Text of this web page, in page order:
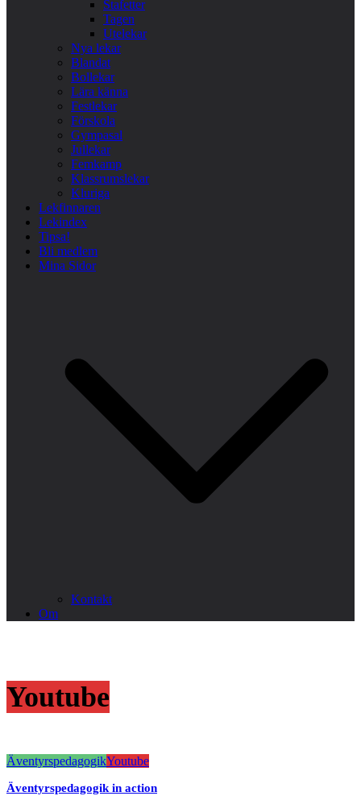
Stafetter
Tagen
Utelekar
Nya lekar
Blandat
Bollekar
Lära känna
Festlekar
Förskola
Gympasal
Jullekar
Femkamp
Klassrumslekar
Kluriga
Lekfinnaren
Lekindex
Tipsa!
Bli medlem
Mina Sidor
Kontakt
Om
Youtube
ÄventyrspedagogikYoutube
Äventyrspedagogik in action